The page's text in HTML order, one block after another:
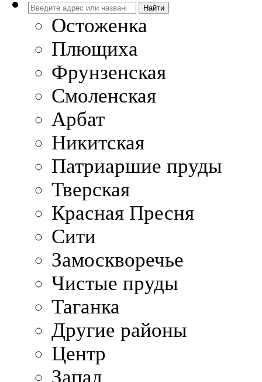
Остоженка
Плющиха
Фрунзенская
Смоленская
Арбат
Никитская
Патриаршие пруды
Тверская
Красная Пресня
Сити
Замоскворечье
Чистые пруды
Таганка
Другие районы
Центр
Запад